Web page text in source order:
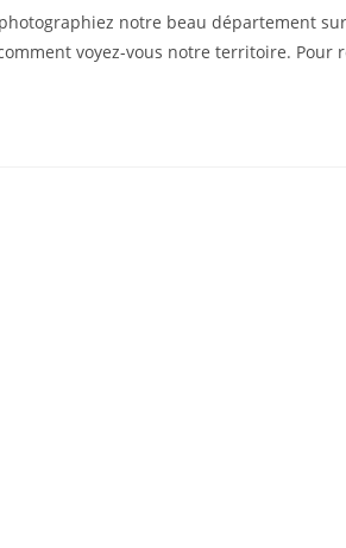
notre beau département
voyez-vous notre territoire. Pour